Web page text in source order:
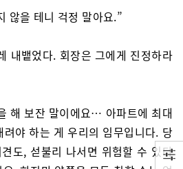
않을 테니 걱정 말아요.”
내뱉었다. 회장은 그에게 진정하라
해 보잔 말이에요… 아파트에 최대
야 하는 게 우리의 임무입니다. 당
도, 섣불리 나서면 위험할 수 있다